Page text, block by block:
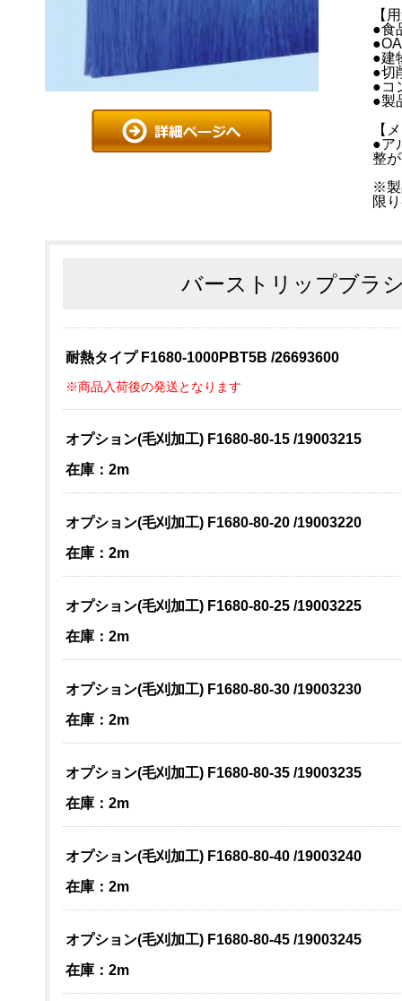
【
●食
●建
●切
●コ
●製
【
●ア
整
※製
限
バーストリップブラ
耐熱タイプ F1680-1000PBT5B /26693600
※商品入荷後の発送となります
オプション(毛刈加工) F1680-80-15 /19003215
在庫：2m
オプション(毛刈加工) F1680-80-20 /19003220
在庫：2m
オプション(毛刈加工) F1680-80-25 /19003225
在庫：2m
オプション(毛刈加工) F1680-80-30 /19003230
在庫：2m
オプション(毛刈加工) F1680-80-35 /19003235
在庫：2m
オプション(毛刈加工) F1680-80-40 /19003240
在庫：2m
オプション(毛刈加工) F1680-80-45 /19003245
在庫：2m